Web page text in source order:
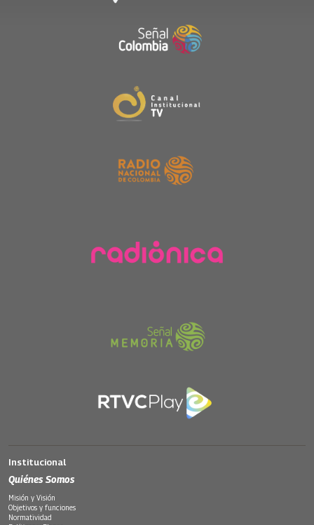
Institucional
Quiénes Somos
Misión y Visión
Objetivos y funciones
Normatividad